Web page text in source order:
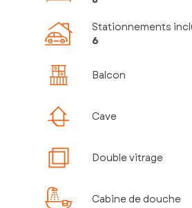
Stationnements
6
Balcon
Cave
Double vitrage
Cabine de douche